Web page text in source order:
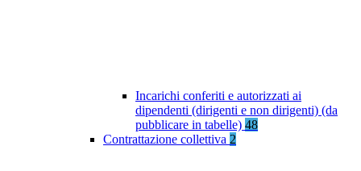
Incarichi conferiti e autorizzati ai
dipendenti (dirigenti e non dirigenti) (da
pubblicare in tabelle) 48
Contrattazione collettiva 2